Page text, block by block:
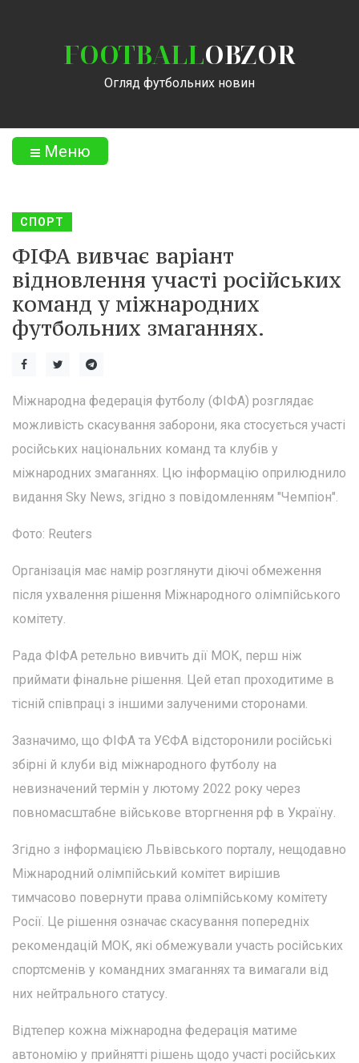
FOOTBALLOBZOR
Огляд футбольних новин
Меню
СПОРТ
ФІФА вивчає варіант
відновлення участі російських
команд у міжнародних
футбольних змаганнях.
Міжнародна федерація футболу (ФІФА) розглядає
можливість скасування заборони, яка стосується участі
російських національних команд та клубів у
міжнародних змаганнях. Цю інформацію оприлюднило
видання Sky News, згідно з повідомленням "Чемпіон".
Фото: Reuters
Організація має намір розглянути діючі обмеження
після ухвалення рішення Міжнародного олімпійського
комітету.
Рада ФІФА ретельно вивчить дії МОК, перш ніж
приймати фінальне рішення. Цей етап проходитиме в
тісній співпраці з іншими залученими сторонами.
Зазначимо, що ФІФА та УЄФА відсторонили російські
збірні й клуби від міжнародного футболу на
невизначений термін у лютому 2022 року через
повномасштабне військове вторгнення рф в Україну.
Згідно з інформацією Львівського порталу, нещодавно
Міжнародний олімпійський комітет вирішив
тимчасово повернути права олімпійському комітету
Росії. Це рішення означає скасування попередніх
рекомендацій МОК, які обмежували участь російських
спортсменів у командних змаганнях та вимагали від
них нейтрального статусу.
Відтепер кожна міжнародна федерація матиме
автономію у прийнятті рішень щодо участі російських